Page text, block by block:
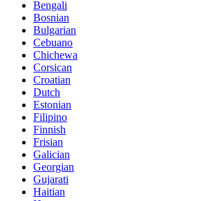
Bengali
Bosnian
Bulgarian
Cebuano
Chichewa
Corsican
Croatian
Dutch
Estonian
Filipino
Finnish
Frisian
Galician
Georgian
Gujarati
Haitian